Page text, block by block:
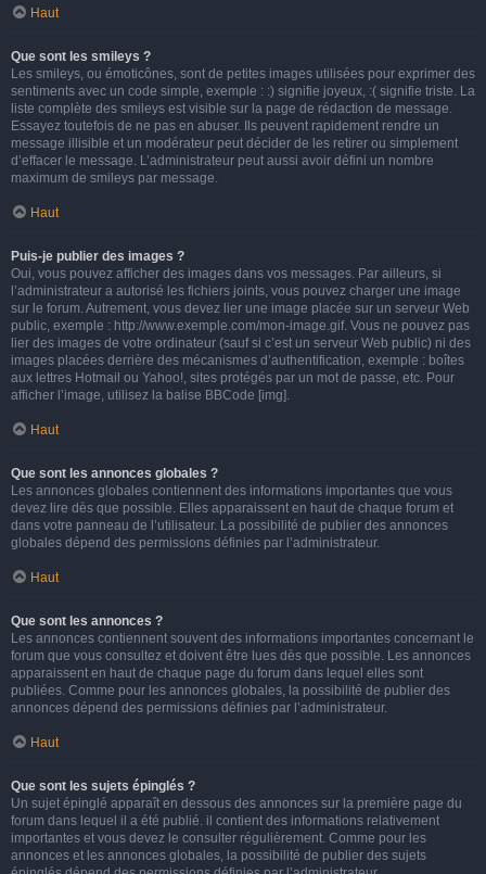
Haut
Que sont les smileys ?
Les smileys, ou émoticônes, sont de petites images utilisées pour exprimer des
sentiments avec un code simple, exemple : :) signifie joyeux, :( signifie triste. La
liste complète des smileys est visible sur la page de rédaction de message.
Essayez toutefois de ne pas en abuser. Ils peuvent rapidement rendre un
message illisible et un modérateur peut décider de les retirer ou simplement
d’effacer le message. L’administrateur peut aussi avoir défini un nombre
maximum de smileys par message.
Haut
Puis-je publier des images ?
Oui, vous pouvez afficher des images dans vos messages. Par ailleurs, si
l’administrateur a autorisé les fichiers joints, vous pouvez charger une image
sur le forum. Autrement, vous devez lier une image placée sur un serveur Web
public, exemple : http://www.exemple.com/mon-image.gif. Vous ne pouvez pas
lier des images de votre ordinateur (sauf si c’est un serveur Web public) ni des
images placées derrière des mécanismes d’authentification, exemple : boîtes
aux lettres Hotmail ou Yahoo!, sites protégés par un mot de passe, etc. Pour
afficher l’image, utilisez la balise BBCode [img].
Haut
Que sont les annonces globales ?
Les annonces globales contiennent des informations importantes que vous
devez lire dès que possible. Elles apparaissent en haut de chaque forum et
dans votre panneau de l’utilisateur. La possibilité de publier des annonces
globales dépend des permissions définies par l’administrateur.
Haut
Que sont les annonces ?
Les annonces contiennent souvent des informations importantes concernant le
forum que vous consultez et doivent être lues dès que possible. Les annonces
apparaissent en haut de chaque page du forum dans lequel elles sont
publiées. Comme pour les annonces globales, la possibilité de publier des
annonces dépend des permissions définies par l’administrateur.
Haut
Que sont les sujets épinglés ?
Un sujet épinglé apparaît en dessous des annonces sur la première page du
forum dans lequel il a été publié. il contient des informations relativement
importantes et vous devez le consulter régulièrement. Comme pour les
annonces et les annonces globales, la possibilité de publier des sujets